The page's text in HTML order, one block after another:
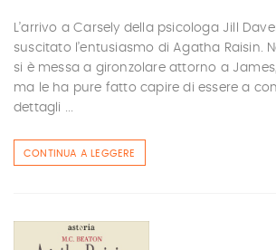
L’arrivo a Carsely della psicologa Jill
suscitato l’entusiasmo di Agatha Raisin.
si è messa a gironzolare attorno a
ma le ha pure fatto capire di essere a
dettagli ...
CONTINUA A LEGGERE